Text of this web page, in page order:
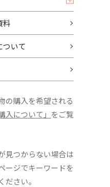
料
ついて
の購入を希望される
入について」 をご覧
見つからない場合は
ージでキーワードを
ださい。